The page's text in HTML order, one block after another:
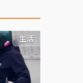
生活